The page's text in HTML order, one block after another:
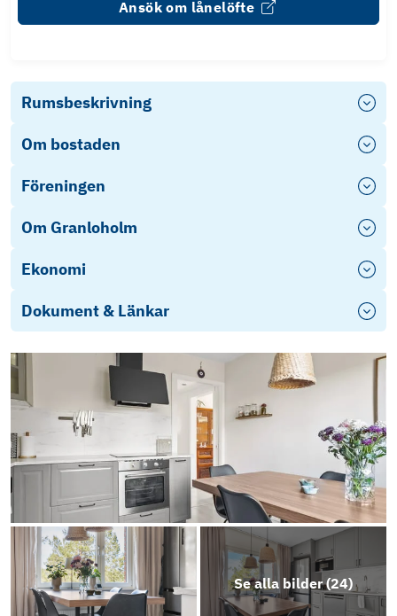
Ansök om lånelöfte
Rumsbeskrivning
Om bostaden
Föreningen
Om Granloholm
Ekonomi
Dokument & Länkar
Stadgar Brf Skvadern 2011
2025 årsredovisning
Objektsbeskrivning
Se alla bilder (24)